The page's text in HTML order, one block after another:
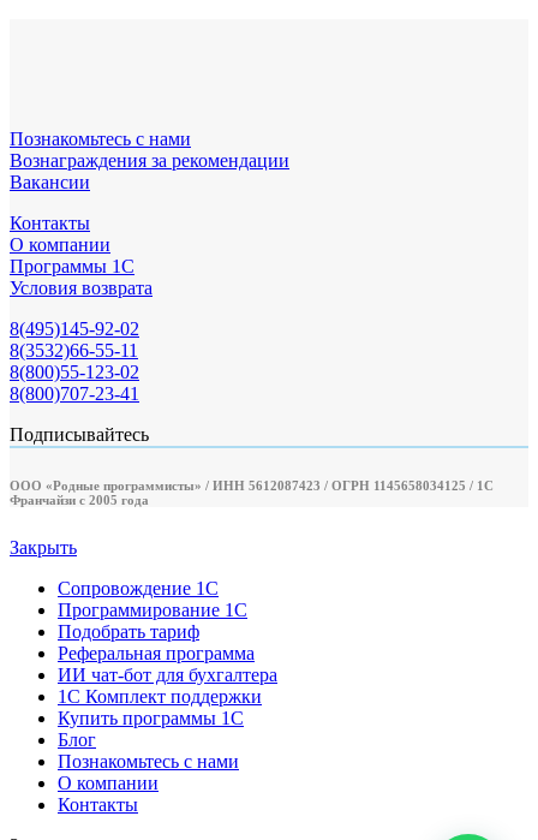
Познакомьтесь с нами
Вознаграждения за рекомендации
Вакансии
Контакты
О компании
Программы 1С
Условия возврата
8(495)145-92-02
8(3532)66-55-11
8(800)55-123-02
8(800)707-23-41
Подписывайтесь
ООО «Родные программисты» / ИНН 5612087423 / ОГРН 1145658034125 / 1С
Франчайзи с 2005 года
Закрыть
Сопровождение 1С
Программирование 1С
Подобрать тариф
Реферальная программа
ИИ чат-бот для бухгалтера
1С Комплект поддержки
Купить программы 1С
Блог
Познакомьтесь с нами
О компании
Контакты